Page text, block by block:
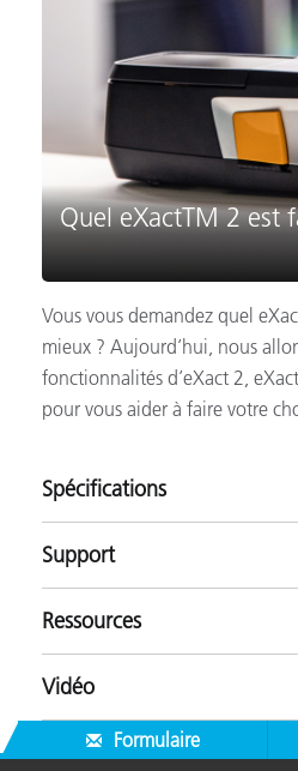
Quel eXactTM 2 est
Vous vous demandez quel
mieux ? Aujourd’hui, nous
fonctionnalités d’eXact 2,
pour vous aider à faire votre
Spécifications
Support
Logiciels
eXact 2 Suite v2.1.0
Ressources
Brochures
Vidéo
Formulaire